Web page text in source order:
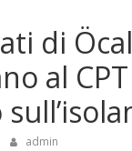
di
al
admin